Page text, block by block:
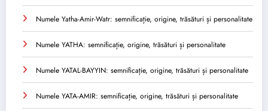
Numele Yatha-Amir-Watr: semnificație, origine, trăsături și personalitate
Numele YATHA: semnificație, origine, trăsături și personalitate
Numele YATAL-BAYYIN: semnificație, origine, trăsături și personalitate
Numele YATA-AMIR: semnificație, origine, trăsături și personalitate